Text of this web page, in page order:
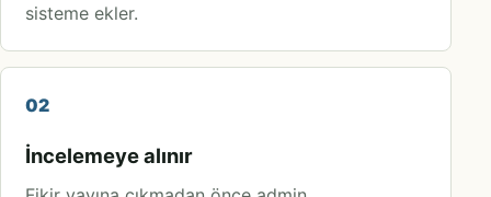
sisteme ekler.
02
İncelemeye alınır